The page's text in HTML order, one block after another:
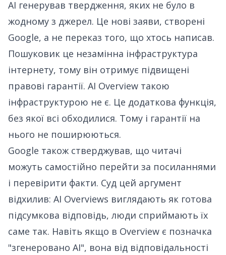
AI генерував твердження, яких не було в
жодному з джерел. Це нові заяви, створені
Google, а не переказ того, що хтось написав.
Пошуковик це незамінна інфраструктура
інтернету, тому він отримує підвищені
правові гарантії. AI Overview такою
інфраструктурою не є. Це додаткова функція,
без якої всі обходилися. Тому і гарантії на
нього не поширюються.
Google також стверджував, що читачі
можуть самостійно перейти за посиланнями
і перевірити факти. Суд цей аргумент
відхилив: AI Overviews виглядають як готова
підсумкова відповідь, люди сприймають їх
саме так. Навіть якщо в Overview є позначка
"згенеровано AI", вона від відповідальності